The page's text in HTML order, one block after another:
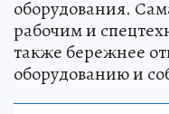
оборудования.
рабочим и
также бережнее
оборудованию и